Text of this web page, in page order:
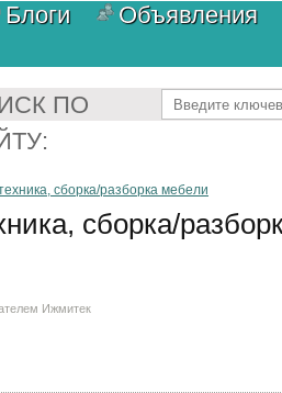
Блоги Объявления
ПО
сборка/разборка мебели
сборка/
Ижмитек